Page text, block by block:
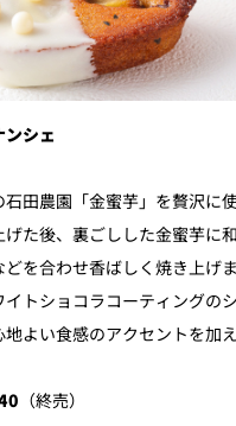
シェ
田農園「金蜜芋」を贅沢に
た後、裏ごしした金蜜芋に和
を合わせ香ばしく焼き上げま
イトショコラコーティングの
よい食感のアクセントを加え
（終売）